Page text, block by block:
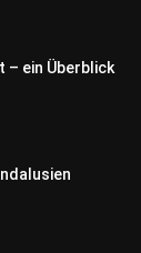
– ein Überblick